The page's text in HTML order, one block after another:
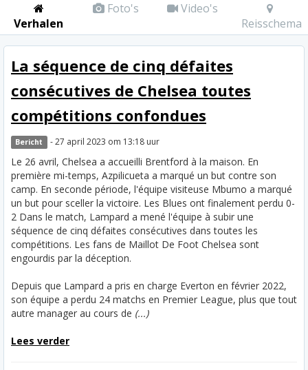
Verhalen
Foto's
Video's
Reisschema
La séquence de cinq défaites
consécutives de Chelsea toutes
compétitions confondues
Bericht - 27 april 2023 om 13:18 uur
Le 26 avril, Chelsea a accueilli Brentford à la maison. En
première mi-temps, Azpilicueta a marqué un but contre son
camp. En seconde période, l'équipe visiteuse Mbumo a marqué
un but pour sceller la victoire. Les Blues ont finalement perdu 0-
2 Dans le match, Lampard a mené l'équipe à subir une
séquence de cinq défaites consécutives dans toutes les
compétitions. Les fans de Maillot De Foot Chelsea sont
engourdis par la déception.
Depuis que Lampard a pris en charge Everton en février 2022,
son équipe a perdu 24 matchs en Premier League, plus que tout
autre manager au cours de (...)
Lees verder